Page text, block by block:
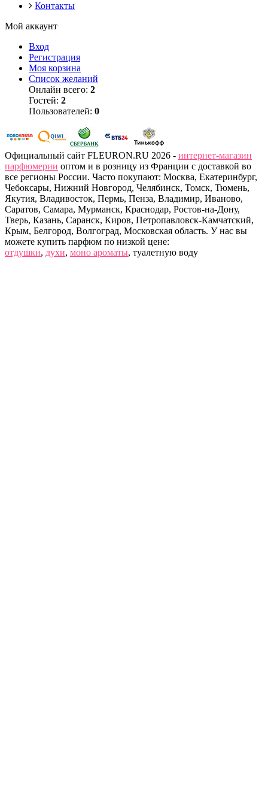
Контакты
Мой аккаунт
Вход
Регистрация
Моя корзина
Список желаний
Онлайн всего: 2
Гостей: 2
Пользователей: 0
Официальный сайт FLEURON.RU 2026 - интернет-магазин
парфюмерии оптом и в розницу из Франции с доставкой во
все регионы России. Часто покупают: Москва, Екатеринбург,
Чебоксары, Нижний Новгород, Челябинск, Томск, Тюмень,
Якутия, Владивосток, Пермь, Пенза, Владимир, Иваново,
Саратов, Самара, Мурманск, Краснодар, Ростов-на-Дону,
Тверь, Казань, Саранск, Киров, Петропавловск-Камчатский,
Крым, Белгород, Волгоград, Московская область. У нас вы
можете купить парфюм по низкой цене:
отдушки, духи, моно ароматы, туалетную воду